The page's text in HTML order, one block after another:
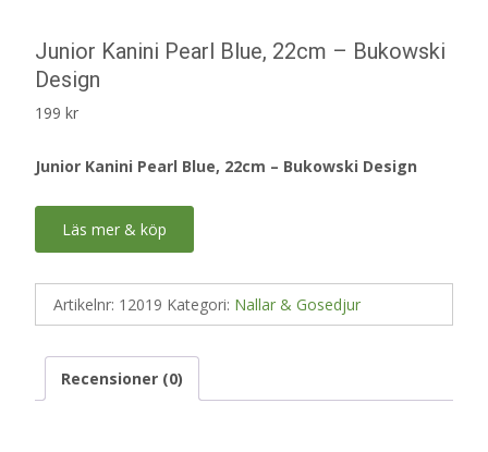
Junior Kanini Pearl Blue, 22cm – Bukowski
Design
199 kr
Junior Kanini Pearl Blue, 22cm – Bukowski Design
Läs mer & köp
Artikelnr: 12019 Kategori: Nallar & Gosedjur
Recensioner (0)